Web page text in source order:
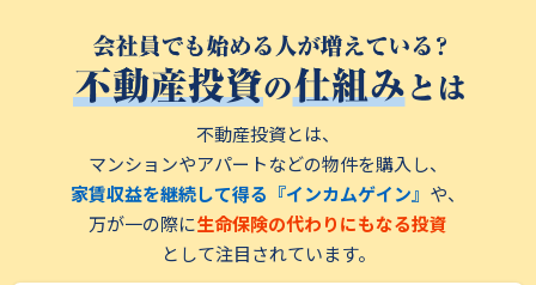
あるので安心です。そのような安心材料が積み重なり、オーナー
になることを決めるのにそれほど時間はかかりませんでした。
今、少しでも興味を持たれいる方がいらっしゃれば、シミュレ
ートしてもらうだけで目からウロコだと思います。
忙しくてお金の管理の仕方を考える暇もない、若い方々にこそ
チャンスだと思いますので特にお勧めします。
に紹介してもらってシノケンハーモニーさんの不動産投資セミナ
ーに参加しました。
セミナーを受講し、シノケンハーモニーさんの提案するマンショ
ン経営は、管理などの諸々をシノケンハーモニーさんとその関
連会社が行ってくれるので、自分自身はマンションのことをそん
なしょっちゅう気にかけなくても資産形成が行えるということが
一番のメリットだと思いました。
しかしその時は、まだ私が若いこともあり、ローンを組める年収
に達していなかったため始められなかったのですが、今年は取
り組める年収に達したためマンションを購入することができま
不動産投資とは、
マンションやアパートなどの物件を購入し、
家賃収益を継続して得る『インカムゲイン』 や、
万が⼀の際に生命保険の代わりにもなる投資
として注⽬されています。